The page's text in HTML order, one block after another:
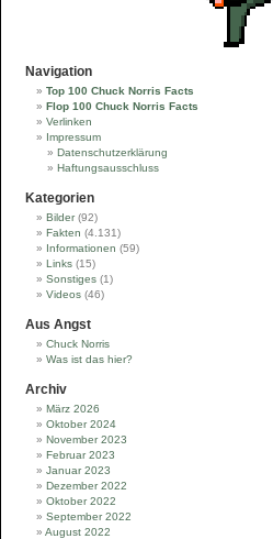
Navigation
Top 100 Chuck Norris Facts
Flop 100 Chuck Norris Facts
Verlinken
Impressum
Datenschutzerklärung
Haftungsausschluss
Kategorien
Bilder(92)
Fakten (4.131)
Informationen (59)
Links (15)
Sonstiges (1)
Videos (46)
Aus Angst
Chuck Norris
Was ist das hier?
Archiv
März 2026
Oktober 2024
November 2023
Februar 2023
Januar 2023
Dezember 2022
Oktober 2022
September 2022
August 2022